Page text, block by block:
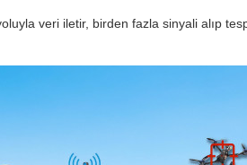
veri iletir, birden fazla sinyali alıp